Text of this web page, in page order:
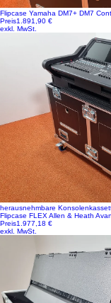
Flipcase Yamaha DM7+ DM7
Preis1.891,90 €
exkl. MwSt.
herausnehmbare
Flipcase FLEX Allen & Heath
Preis1.977,18 €
exkl. MwSt.